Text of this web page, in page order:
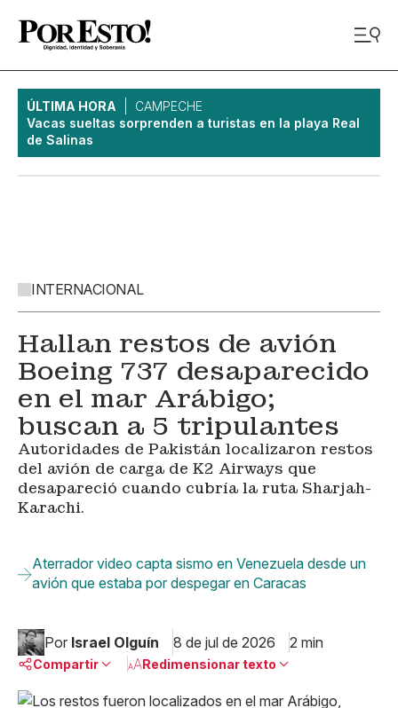
ÚLTIMA HORA
CAMPECHE
Vacas sueltas sorprenden a turistas en la playa Real
de Salinas
INTERNACIONAL
Hallan restos de avión
Boeing 737 desaparecido
en el mar Arábigo;
buscan a 5 tripulantes
Autoridades de Pakistán localizaron restos
del avión de carga de K2 Airways que
desapareció cuando cubría la ruta Sharjah-
Karachi.
Aterrador video capta sismo en Venezuela desde un
avión que estaba por despegar en Caracas
Por Israel Olguín 8 de jul de 2026 2 min
Compartir Redimensionar texto